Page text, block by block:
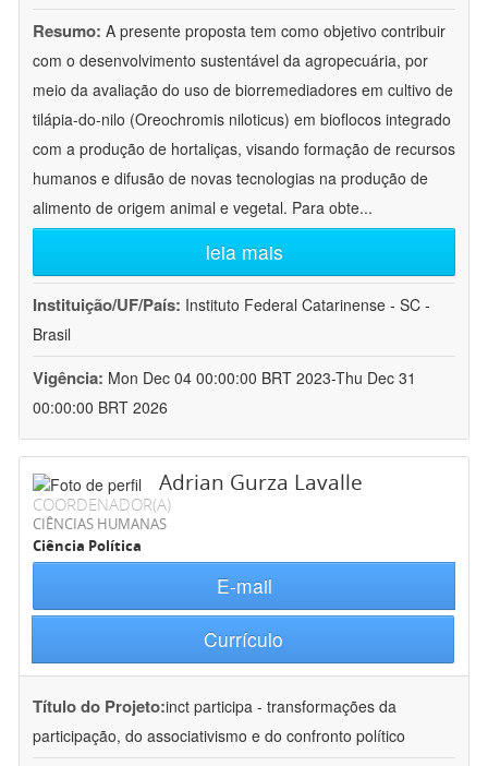
Resumo: A presente proposta tem como objetivo contribuir
com o desenvolvimento sustentável da agropecuária, por
meio da avaliação do uso de biorremediadores em cultivo de
tilápia-do-nilo (Oreochromis niloticus) em bioflocos integrado
com a produção de hortaliças, visando formação de recursos
humanos e difusão de novas tecnologias na produção de
alimento de origem animal e vegetal. Para obte...
leia mais
Instituição/UF/País: Instituto Federal Catarinense - SC -
Brasil
Vigência: Mon Dec 04 00:00:00 BRT 2023-Thu Dec 31
00:00:00 BRT 2026
Adrian Gurza Lavalle
COORDENADOR(A)
CIÊNCIAS HUMANAS
Ciência Política
E-mail
Currículo
Título do Projeto:inct participa - transformações da
participação, do associativismo e do confronto político